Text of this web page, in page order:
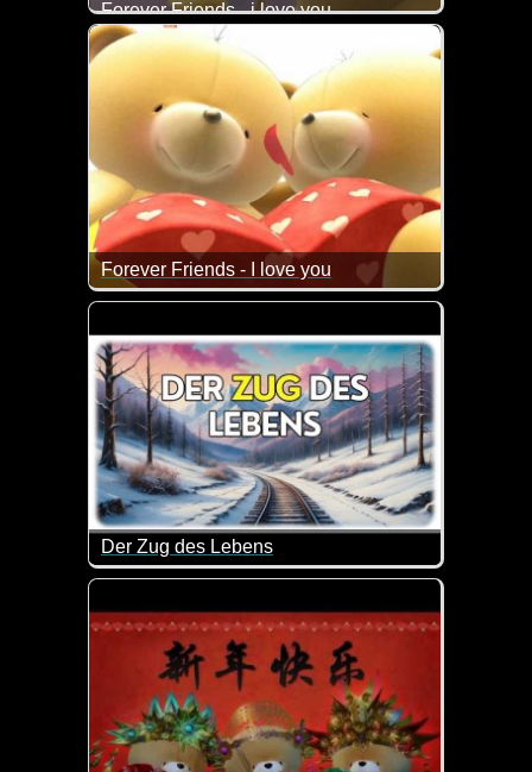
Forever Friends - i love you
Das ist doch ein super liebes Video.
Forever Friends - I love you
Wenn das nicht mal wieder super herzig ist.
Der Zug des Lebens
Das Leben ist wie eine Zugfahrt - voller